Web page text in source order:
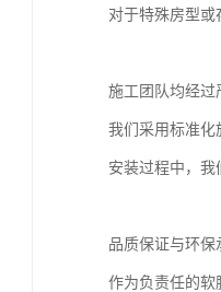
对于特殊房型或
施工团队均经过
我们采用标准化
安装过程中，我
品质保证与环保
作为负责任的软